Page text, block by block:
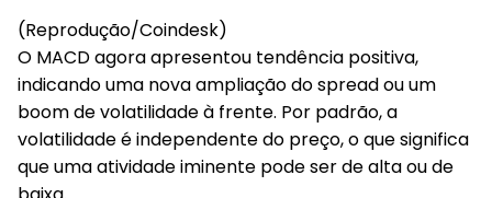
(Reprodução/Coindesk)
O MACD agora apresentou tendência positiva,
indicando uma nova ampliação do spread ou um
boom de volatilidade à frente. Por padrão, a
volatilidade é independente do preço, o que significa
que uma atividade iminente pode ser de alta ou de